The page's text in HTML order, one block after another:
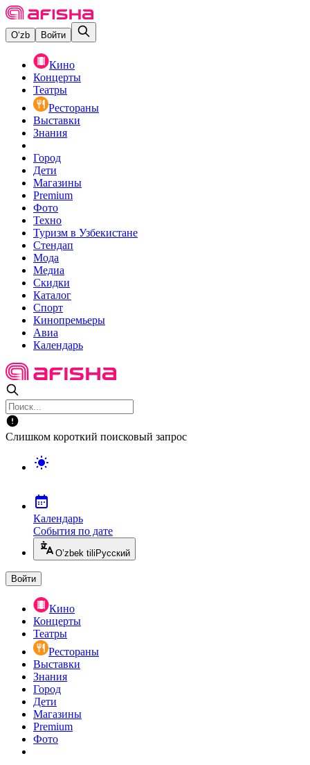
O‘zb Войти
Кино
Концерты
Театры
Рестораны
Выставки
Знания
Город
Дети
Магазины
Premium
Фото
Техно
Туризм в Узбекистане
Стендап
Мода
Медиа
Скидки
Каталог
Спорт
Кинопремьеры
Авиа
Календарь
Слишком короткий поисковый запрос
Календарь
События по дате
O’zbek tili Русский
Войти
Кино
Концерты
Театры
Рестораны
Выставки
Знания
Город
Дети
Магазины
Premium
Фото